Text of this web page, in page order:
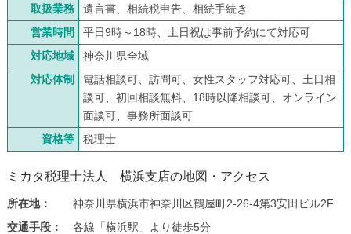
取扱業務
遺言書、相続税申告、相続手続き
営業時間
平日9時～18時、土日祝は事前予約にて対応可
対応地域
神奈川県全域
対応体制
電話相談可、訪問可、女性スタッフ対応可、土日相
談可、初回相談無料、18時以降相談可、オンライン
面談可、事務所面談可
資格等
税理士
ミカタ税理士法人 横浜支店の地図・アクセス
所在地：
神奈川県横浜市神奈川区鶴屋町2-26-4第3安田ビル2F
交通手段：
各線「横浜駅」より徒歩5分